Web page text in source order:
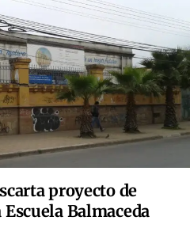
proyecto de
Balmaceda